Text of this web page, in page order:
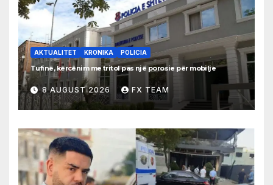
AKTUALITET KRONIKA POLICIA
Tufinë, kërcënim me tritol pas një porosie për mobilje
8 AUGUST 2026 FX TEAM